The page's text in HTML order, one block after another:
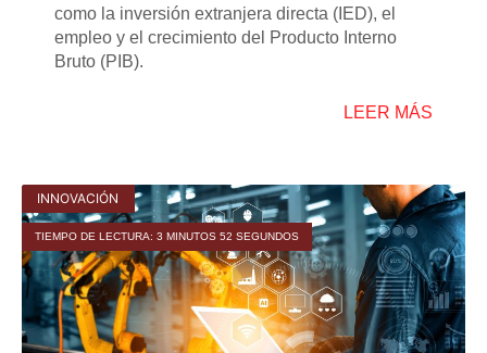
como la inversión extranjera directa (IED), el
empleo y el crecimiento del Producto Interno
Bruto (PIB).
LEER MÁS
INNOVACIÓN
TIEMPO DE LECTURA: 3 MINUTOS 52 SEGUNDOS